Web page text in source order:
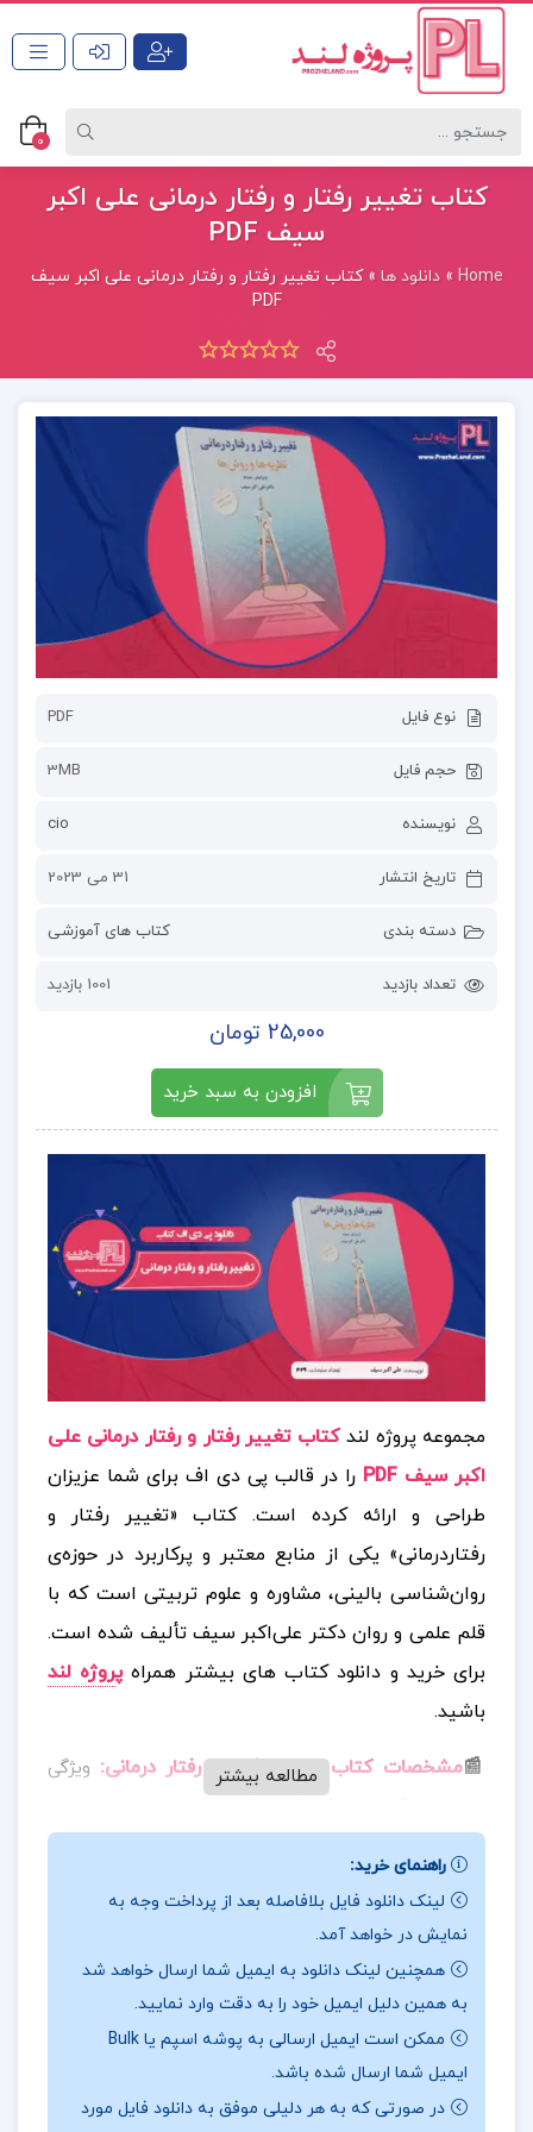
0
کتاب تغییر رفتار و رفتار درمانی علی اکبر
سیف PDF
Home
»دانلود ها »کتاب تغییر رفتار و رفتار درمانی علی اکبر سیف
PDF
نوع فایل PDF
حجم فایل 3MB
نویسنده cio
تاریخ انتشار 31 می 2023
دسته بندی کتاب های آموزشی
تعداد بازدید 1001 بازدید
25,000 تومان
افزودن به سبد خرید
مجموعه پروژه لندکتاب تغییر رفتار و رفتار درمانی علی
اکبر سیف PDF
را در قالب پی دی اف برای شما عزیزان
طراحی و ارائه کرده است. کتاب «تغییر رفتار و
رفتاردرمانی» یکی از منابع معتبر و پرکاربرد در حوزه‌ی
روان‌شناسی بالینی، مشاوره و علوم تربیتی است که با
قلم علمی و روان دکتر علی‌اکبر سیف تألیف شده است.
برای خرید و دانلود کتاب های بیشتر همراهپروژه لند
باشید.
📰مشخصات کتاب تغییر رفتار و رفتار درمانی: ویژگی
قوی ایجاد کرده و خواننده را از صرفاً دانستن مفاهیم به
سمت توانایی اجرای مداخلات درمانی هدایت می‌کند. در
منابع روزآمد، کتاب را برای دانشجویان کارشناسی،
کارشناسی‌ارشد و حتی حرفه‌ای‌های این حوزه بسیار
سودمند ساخته است.
بخشی از کتاب تغییر رفتار و رفتار درمانی
مطالعه بیشتر
راهنمای خرید:
لینک دانلود فایل بلافاصله بعد از پرداخت وجه به
نمایش در خواهد آمد.
همچنین لینک دانلود به ایمیل شما ارسال خواهد شد
به همین دلیل ایمیل خود را به دقت وارد نمایید.
ممکن است ایمیل ارسالی به پوشه اسپم یا Bulk
ایمیل شما ارسال شده باشد.
در صورتی که به هر دلیلی موفق به دانلود فایل مورد